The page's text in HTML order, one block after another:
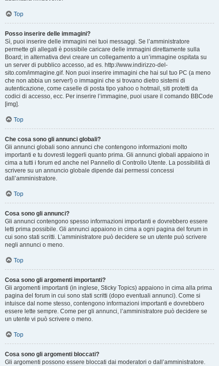
Top
Posso inserire delle immagini?
Sì, puoi inserire delle immagini nei tuoi messaggi. Se l’amministratore
permette gli allegati è possibile caricare delle immagini direttamente sulla
Board; in alternativa devi creare un collegamento a un’immagine ospitata su
un server di pubblico accesso, ad es. http://www.indirizzo-del-
sito.com/immagine.gif. Non puoi inserire immagini che hai sul tuo PC (a meno
che non abbia un server!) o immagini che si trovano dietro sistemi di
autenticazione, come caselle di posta tipo yahoo o hotmail, siti protetti da
codici di accesso, ecc. Per inserire l’immagine, puoi usare il comando BBCode
[img].
Top
Che cosa sono gli annunci globali?
Gli annunci globali sono annunci che contengono informazioni molto
importanti e tu dovresti leggerli quanto prima. Gli annunci globali appaiono in
cima a tutti i forum ed anche nel Pannello di Controllo Utente. La possibilità di
scrivere su un annuncio globale dipende dai permessi concessi
dall’amministratore.
Top
Cosa sono gli annunci?
Gli annunci contengono spesso informazioni importanti e dovrebbero essere
letti prima possibile. Gli annunci appaiono in cima a ogni pagina del forum in
cui sono stati scritti. L’amministratore può decidere se un utente può scrivere
negli annunci o meno.
Top
Cosa sono gli argomenti importanti?
Gli argomenti importanti (in inglese, Sticky Topics) appaiono in cima alla prima
pagina del forum in cui sono stati scritti (dopo eventuali annunci). Come si
intuisce dal nome stesso, contengono informazioni importanti e dovrebbero
essere lette sempre. Come per gli annunci, l’amministratore può decidere se
un utente vi può scrivere o meno.
Top
Cosa sono gli argomenti bloccati?
Gli argomenti possono essere bloccati dai moderatori o dall’amministratore.